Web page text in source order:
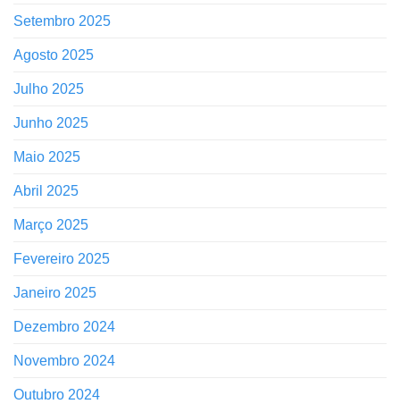
Setembro 2025
Agosto 2025
Julho 2025
Junho 2025
Maio 2025
Abril 2025
Março 2025
Fevereiro 2025
Janeiro 2025
Dezembro 2024
Novembro 2024
Outubro 2024